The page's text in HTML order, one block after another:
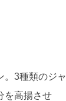
。3種類のジャ
を高揚させ